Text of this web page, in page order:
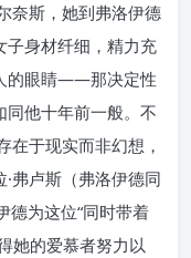
奈斯，她到弗洛伊德
子身材纤细，精力充
的眼睛——那决定性
同他十年前一般。不
在于现实而非幻想，
弗卢斯（弗洛伊德同
德为这位“同时带着
她的爱慕者努力以